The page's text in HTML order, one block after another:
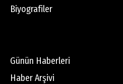
Notları
ekonominin geleceği
Biyografiler
Günün Haberleri
Haber Arşivi